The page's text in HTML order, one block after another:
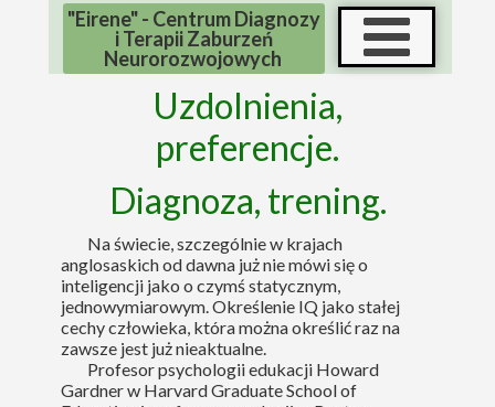
"Eirene" - Centrum Diagnozy
i Terapii Zaburzeń
Neurorozwojowych
Uzdolnienia,
preferencje.
Diagnoza, trening.
Na świecie, szczególnie w krajach
anglosaskich od dawna już nie mówi się o
inteligencji jako o czymś statycznym,
jednowymiarowym. Określenie IQ jako stałej
cechy człowieka, która można określić raz na
zawsze jest już nieaktualne.
Profesor psychologii edukacji Howard
Gardner w Harvard Graduate School of